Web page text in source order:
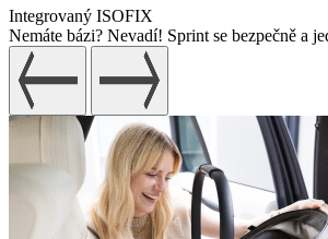
Integrovaný ISOFIX
Nemáte bázi? Nevadí! Sprint se bezpečně a